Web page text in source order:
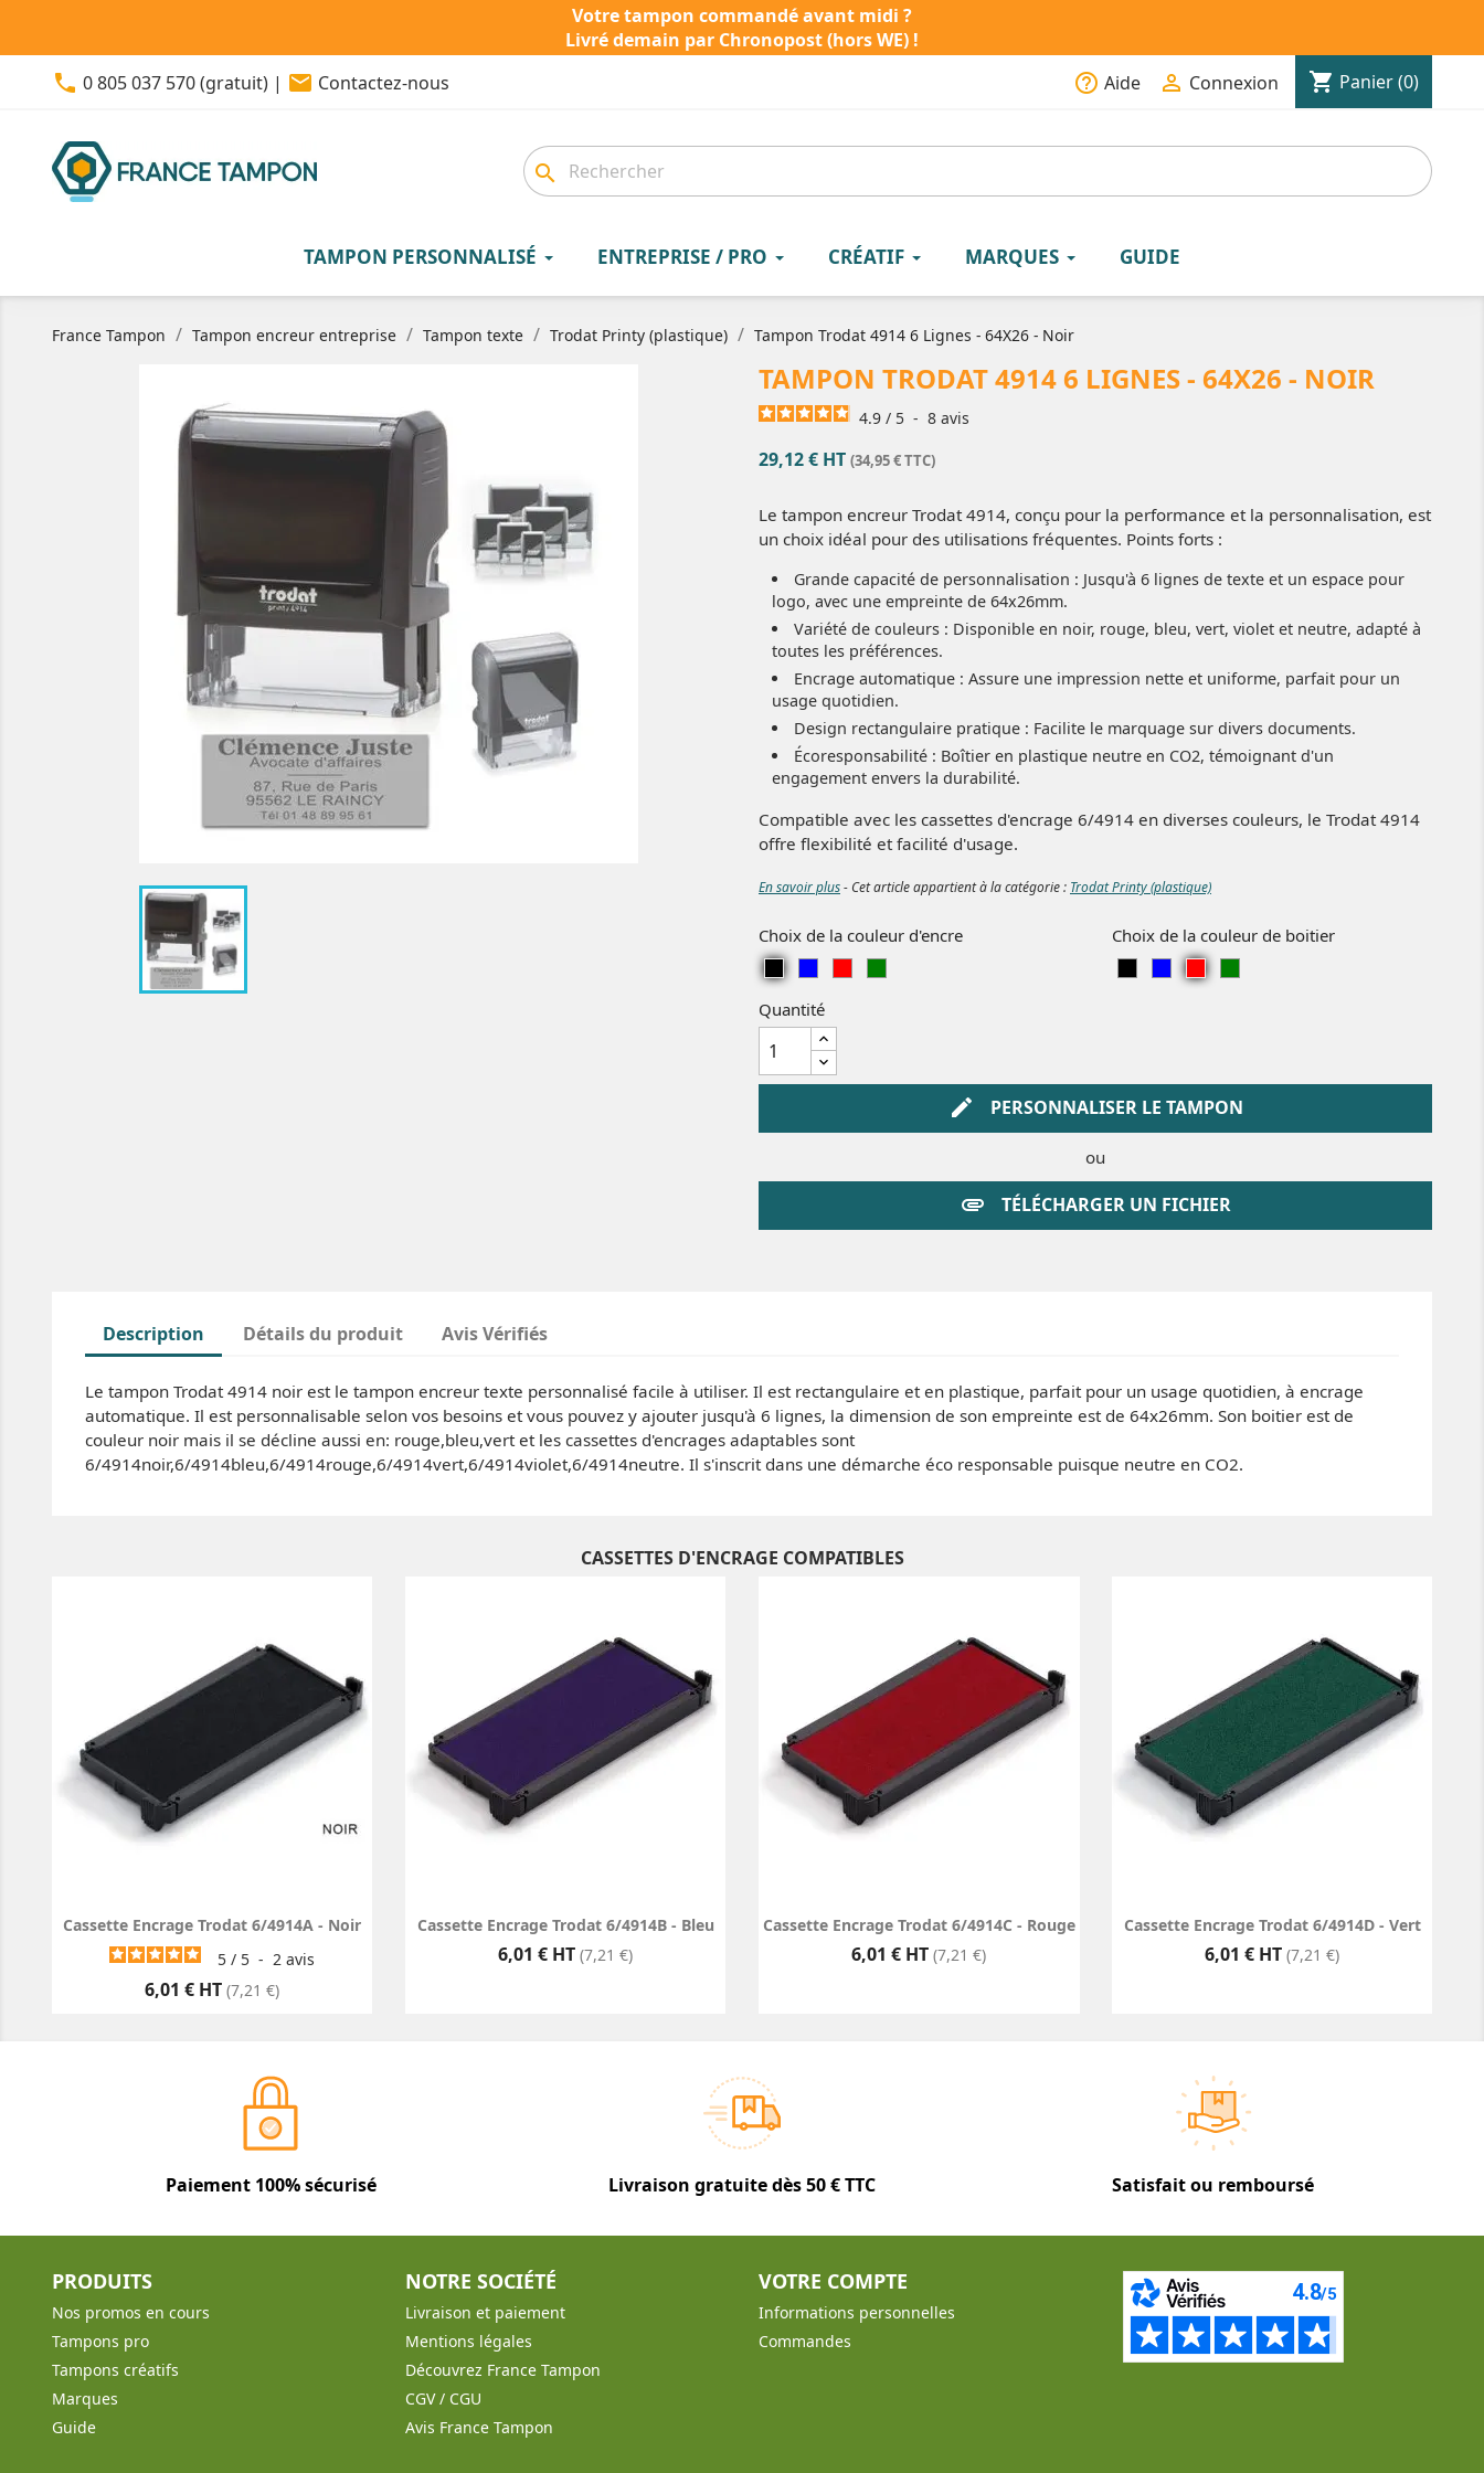
Votre tampon commandé avant midi ?
Livré demain par Chronopost (hors WE) !
phone 0 805 037 570 (gratuit) | email Contactez-nous help_outline Aide  Connexion shopping_cart Panier(0)
search
TAMPON PERSONNALISÉ ENTREPRISE / PRO CRÉATIF MARQUES GUIDE
France Tampon Tampon encreur entreprise Tampon texte Trodat Printy (plastique) Tampon Trodat 4914 6 Lignes - 64X26 - Noir
TAMPON TRODAT 4914 6 LIGNES - 64X26 - NOIR
4.9 / 5 - 8 avis
29,12 € HT (34,95 € TTC)
Le tampon encreur Trodat 4914, conçu pour la performance et la personnalisation, est
un choix idéal pour des utilisations fréquentes. Points forts :
Grande capacité de personnalisation : Jusqu'à 6 lignes de texte et un espace pour
logo, avec une empreinte de 64x26mm.
Variété de couleurs : Disponible en noir, rouge, bleu, vert, violet et neutre, adapté à
toutes les préférences.
Encrage automatique : Assure une impression nette et uniforme, parfait pour un
usage quotidien.
Design rectangulaire pratique : Facilite le marquage sur divers documents.
Écoresponsabilité : Boîtier en plastique neutre en CO2, témoignant d'un
engagement envers la durabilité.
Compatible avec les cassettes d'encrage 6/4914 en diverses couleurs, le Trodat 4914
offre flexibilité et facilité d'usage.
En savoir plus- Cet article appartient à la catégorie : Trodat Printy (plastique)
Choix de la couleur d'encre
Noir
Choix de la couleur de boitier
Bleu Rouge
Quantité
edit PERSONNALISER LE TAMPON
ou
attachment TÉLÉCHARGER UN FICHIER
Description Détails du produit Avis Vérifiés
Le tampon Trodat 4914 noir est le tampon encreur texte personnalisé facile à utiliser. Il est rectangulaire et en plastique, parfait pour un usage quotidien, à encrage
automatique. Il est personnalisable selon vos besoins et vous pouvez y ajouter jusqu'à 6 lignes, la dimension de son empreinte est de 64x26mm. Son boitier est de
couleur noir mais il se décline aussi en: rouge,bleu,vert et les cassettes d'encrages adaptables sont
6/4914noir,6/4914bleu,6/4914rouge,6/4914vert,6/4914violet,6/4914neutre. Il s'inscrit dans une démarche éco responsable puisque neutre en CO2.
CASSETTES D'ENCRAGE COMPATIBLES
Cassette Encrage Trodat 6/4914A - Noir
5 / 5 - 2 avis
Prix
6,01 € HT (7,21 €)
Cassette Encrage Trodat 6/4914B - Bleu
Prix
6,01 € HT (7,21 €)
Cassette Encrage Trodat 6/4914C - Rouge
Prix
6,01 € HT (7,21 €)
Cassette Encrage Trodat 6/4914D - Vert
Prix
6,01 € HT (7,21 €)
Paiement 100% sécurisé Livraison gratuite dès 50 € TTC Satisfait ou remboursé
PRODUITS
Nos promos en cours
Tampons pro
Tampons créatifs
Marques
Guide
NOTRE SOCIÉTÉ
Livraison et paiement
Mentions légales
Découvrez France Tampon
CGV / CGU
Avis France Tampon
VOTRE COMPTE
Informations personnelles
Commandes